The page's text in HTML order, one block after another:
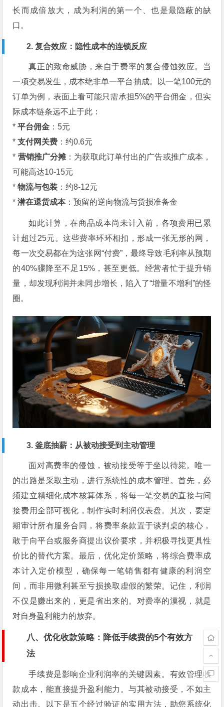
长而成倍放大，成为利润的第一个、也是最隐蔽的缺
口。
2. 复合效应：隐性成本的连锁反应
真正的致命威胁，来自于费率的复合侵蚀效应。当
一项交易发生，成本绝非单一平台抽成。以一笔100元的
订单为例，表面上看可能只需承担5%的平台佣金，但实
际成本链条远不止于此：
*平台佣金 ：5元
*支付网关费 ：约0.6元
* 营销推广分摊 ：为获取此订单付出的广告或推广成本，
可能高达10-15元
*物流与包装 ：约8-12元
*潜在退货成本：预留的逆向物流与货损准备金
如此计算，在商品成本尚未计入前，各项费用已累
计超过25元。这些费率环环相扣，形成一张无形的网，
每一次交易都在为这张网“付费”，最终导致毛利率从预期
的40%骤降至不足15%，甚至更低。经营者忙于提升销
量，却发现利润并未同步增长，陷入了“增量不增利”的怪
圈。
3. 釜底抽薪：从被动接受到主动管理
面对高费率的侵蚀，被动接受等于坐以待毙。唯一
的出路是采取主动，进行系统性的成本管理。首先，必
须建立精细化成本核算体系，将每一笔交易的直接与间
接费用全部可视化，制作实时利润仪表盘。其次，要定
期审计所有服务合同，将费率条款置于谈判桌的核心，
敢于向平台或服务商提出议价要求，并积极寻找更具性
价比的替代方案。最后，优化定价策略，将综合费率成
本计入定价模型，确保每一笔销售都有健康的利润空
间，而非用微利甚至亏损换取虚假的繁荣。记住，利润
不仅是赚出来的，更是省出来的。对费率的漠视，就是
对自身盈利能力的放弃。
八、优化收款策略：降低手续费的5个有效方
法
手续费是影响企业利润率的关键因素。有效管理收
款成本，能直接提升盈利能力。与其被动接受，不如主
动出击。以下是五个经过验证的实用方法，助您系统化